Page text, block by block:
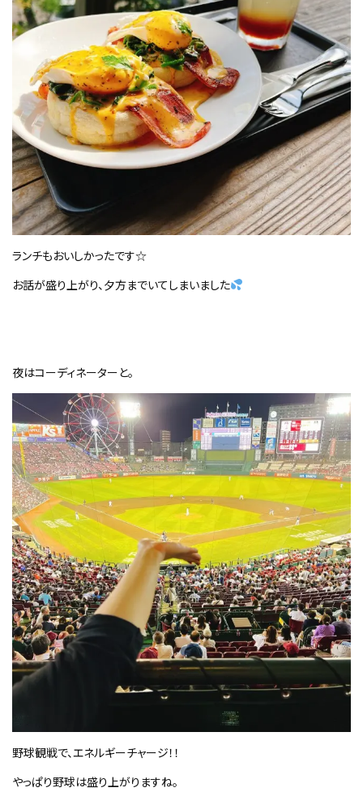
ランチもおいしかったです☆
お話が盛り上がり、夕方までいてしまいました
夜はコーディネーターと。
野球観戦で、エネルギーチャージ！！
やっぱり野球は盛り上がりますね。